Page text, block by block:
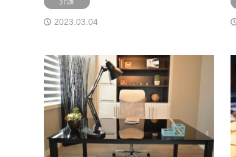
2023.03.04